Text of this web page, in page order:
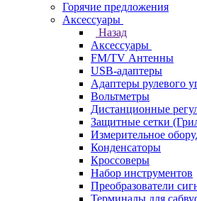
Горячие предложения
Аксессуары
Назад
Аксессуары
FM/TV Антенны
USB-адаптеры
Адаптеры рулевого
Вольтметры
Дистанционные
Защитные сетки
Измерительное
Конденсаторы
Кроссоверы
Набор инструментов
Преобразователи
Терминалы для